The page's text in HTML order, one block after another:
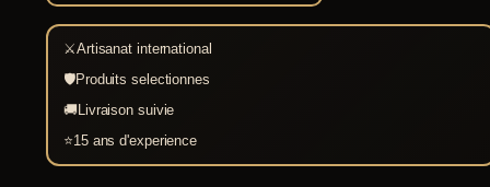
⚔Artisanat international
🛡Produits selectionnes
🚚Livraison suivie
⭐15 ans d'experience